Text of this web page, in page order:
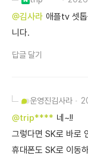
@김사라 애플tv 셋
니다.
답글 달기
운영진김사라
@trip**** 네~!!
그렇다면 SK로 바로
휴대폰도 SK로 이동